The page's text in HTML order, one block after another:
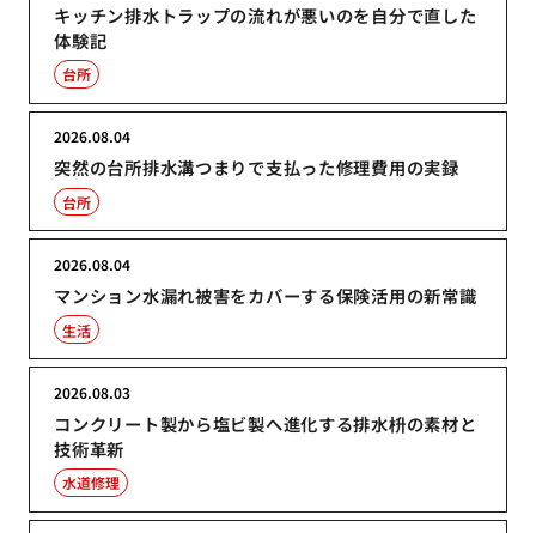
キッチン排水トラップの流れが悪いのを自分で直した
体験記
台所
突然の台所排水溝つまりで支払った修理費用の実録
2026.08.04
台所
マンション水漏れ被害をカバーする保険活用の新常識
2026.08.04
生活
コンクリート製から塩ビ製へ進化する排水枡の素材と
技術革新
2026.08.03
水道修理